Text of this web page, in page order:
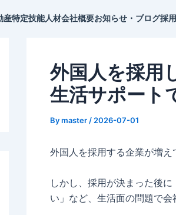
産特定技能人材会社概要お知らせ・ブログ採
外国人を採用
生活サポート
Bymaster / 2026-07-01
外国人を採用する企業が増え
しかし、採用が決まった後
い」など、生活面の問題で会
navigation